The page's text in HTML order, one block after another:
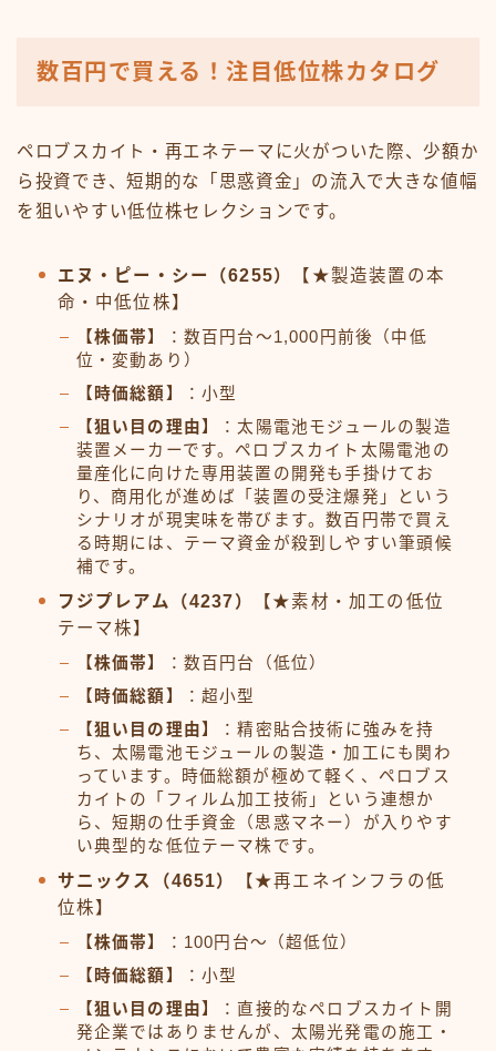
数百円で買える！注目低位株カタログ
ペロブスカイト・再エネテーマに火がついた際、少額か
ら投資でき、短期的な「思惑資金」の流入で大きな値幅
を狙いやすい低位株セレクションです。
エヌ・ピー・シー（6255）
【★製造装置の本
命・中低位株】
【株価帯】
：数百円台〜1,000円前後（中低
位・変動あり）
【時価総額】
：小型
【狙い目の理由】
：太陽電池モジュールの製造
装置メーカーです。ペロブスカイト太陽電池の
量産化に向けた専用装置の開発も手掛けてお
り、商用化が進めば「装置の受注爆発」という
シナリオが現実味を帯びます。数百円帯で買え
る時期には、テーマ資金が殺到しやすい筆頭候
補です。
フジプレアム（4237）
【★素材・加工の低位
テーマ株】
【株価帯】
：数百円台（低位）
【時価総額】
：超小型
【狙い目の理由】
：精密貼合技術に強みを持
ち、太陽電池モジュールの製造・加工にも関わ
っています。時価総額が極めて軽く、ペロブス
カイトの「フィルム加工技術」という連想か
ら、短期の仕手資金（思惑マネー）が入りやす
い典型的な低位テーマ株です。
サニックス（4651）
【★再エネインフラの低
位株】
【株価帯】
：100円台〜（超低位）
【時価総額】
：小型
【狙い目の理由】
：直接的なペロブスカイト開
発企業ではありませんが、太陽光発電の施工・